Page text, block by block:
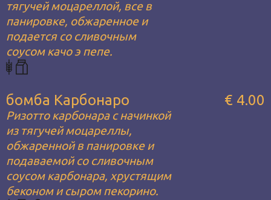
тягучей моцареллой, все в
панировке, обжаренное и
подается со сливочным
соусом качо э пепе.
бомба Карбонаро
Ризотто карбонара с начинкой
из тягучей моцареллы,
обжаренной в панировке и
подаваемой со сливочным
соусом карбонара, хрустящим
беконом и сыром пекорино.
€ 4.00